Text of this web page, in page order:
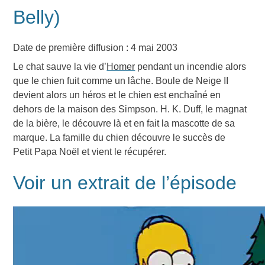
Belly)
Date de première diffusion : 4 mai 2003
Le chat sauve la vie d’Homer pendant un incendie alors
que le chien fuit comme un lâche. Boule de Neige II
devient alors un héros et le chien est enchaîné en
dehors de la maison des Simpson. H. K. Duff, le magnat
de la bière, le découvre là et en fait la mascotte de sa
marque. La famille du chien découvre le succès de
Petit Papa Noël et vient le récupérer.
Voir un extrait de l’épisode